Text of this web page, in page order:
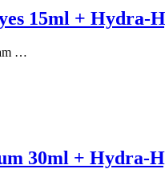
15ml + Hydra-
…
30ml + Hydra-